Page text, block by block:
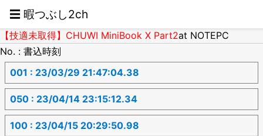
☰ 暇つぶし2ch
【技適未取得】CHUWI MiniBook X Part2at NOTEPC
No. : 書込時刻
001 : 23/03/29 21:47:04.38
050 : 23/04/14 23:15:12.34
100 : 23/04/15 20:29:50.98